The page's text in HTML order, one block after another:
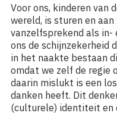
Voor ons, kinderen van
wereld, is sturen en
vanzelfsprekend als in-
ons de schijnzekerheid
in het naakte bestaan
omdat we zelf de regie
daarin mislukt is een
danken heeft. Dit
(culturele) identiteit en